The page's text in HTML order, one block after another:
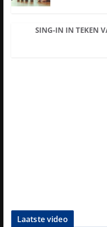
SING-IN IN TEKEN
Laatste video